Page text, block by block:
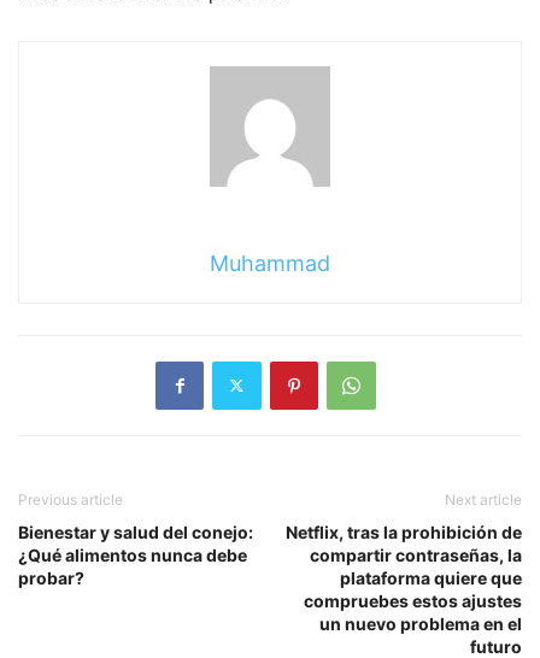
Muhammad
Previous article
Bienestar y salud del conejo:
¿Qué alimentos nunca debe
probar?
Next article
Netflix, tras la prohibición de
compartir contraseñas, la
plataforma quiere que
compruebes estos ajustes
un nuevo problema en el
futuro